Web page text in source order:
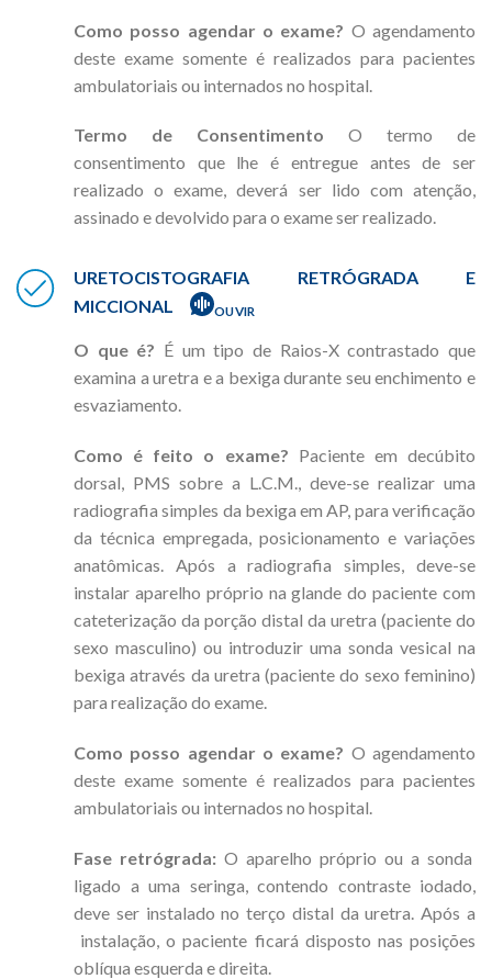
Como posso agendar o exame? O agendamento
deste exame somente é realizados para pacientes
ambulatoriais ou internados no hospital.
Termo de Consentimento O termo de
consentimento que lhe é entregue antes de ser
realizado o exame, deverá ser lido com atenção,
assinado e devolvido para o exame ser realizado.
URETOCISTOGRAFIA RETRÓGRADA E
MICCIONAL
OUVIR
O que é? É um tipo de Raios-X contrastado que
examina a uretra e a bexiga durante seu enchimento e
esvaziamento.
Como é feito o exame? Paciente em decúbito
dorsal, PMS sobre a L.C.M., deve-se realizar uma
radiografia simples da bexiga em AP, para verificação
da técnica empregada, posicionamento e variações
anatômicas. Após a radiografia simples, deve-se
instalar aparelho próprio na glande do paciente com
cateterização da porção distal da uretra (paciente do
sexo masculino) ou introduzir uma sonda vesical na
bexiga através da uretra (paciente do sexo feminino)
para realização do exame.
Como posso agendar o exame? O agendamento
deste exame somente é realizados para pacientes
ambulatoriais ou internados no hospital.
Fase retrógrada: O aparelho próprio ou a sonda
ligado a uma seringa, contendo contraste iodado,
deve ser instalado no terço distal da uretra. Após a
instalação, o paciente ficará disposto nas posições
oblíqua esquerda e direita.